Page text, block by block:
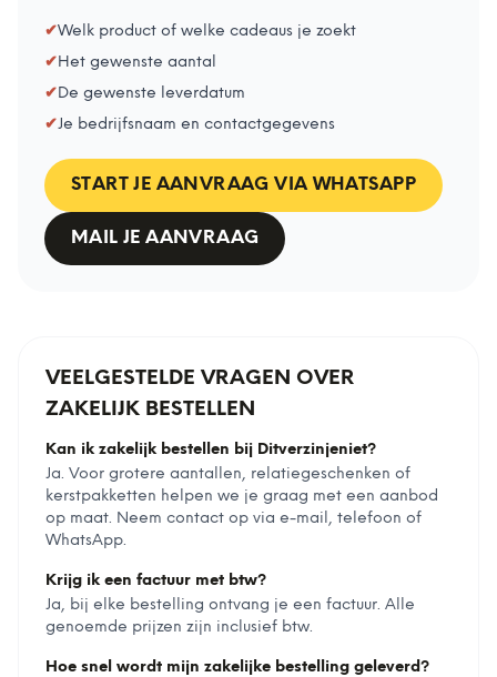
✔Welk product of welke cadeaus je zoekt
✔Het gewenste aantal
✔De gewenste leverdatum
✔Je bedrijfsnaam en contactgegevens
START JE AANVRAAG VIA WHATSAPP
MAIL JE AANVRAAG
VEELGESTELDE VRAGEN OVER
ZAKELIJK BESTELLEN
Kan ik zakelijk bestellen bij Ditverzinjeniet?
Ja. Voor grotere aantallen, relatiegeschenken of
kerstpakketten helpen we je graag met een aanbod
op maat. Neem contact op via e-mail, telefoon of
WhatsApp.
Krijg ik een factuur met btw?
Ja, bij elke bestelling ontvang je een factuur. Alle
genoemde prijzen zijn inclusief btw.
Hoe snel wordt mijn zakelijke bestelling geleverd?